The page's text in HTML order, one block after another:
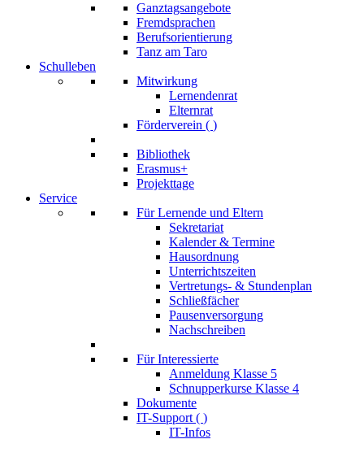
Ganztagsangebote
Fremdsprachen
Berufsorientierung
Tanz am Taro
Schulleben
Mitwirkung
Lernendenrat
Elternrat
Förderverein ( )
Bibliothek
Erasmus+
Projekttage
Service
Für Lernende und Eltern
Sekretariat
Kalender & Termine
Hausordnung
Unterrichtszeiten
Vertretungs- & Stundenplan
Schließfächer
Pausenversorgung
Nachschreiben
Für Interessierte
Anmeldung Klasse 5
Schnupperkurse Klasse 4
Dokumente
IT-Support ( )
IT-Infos